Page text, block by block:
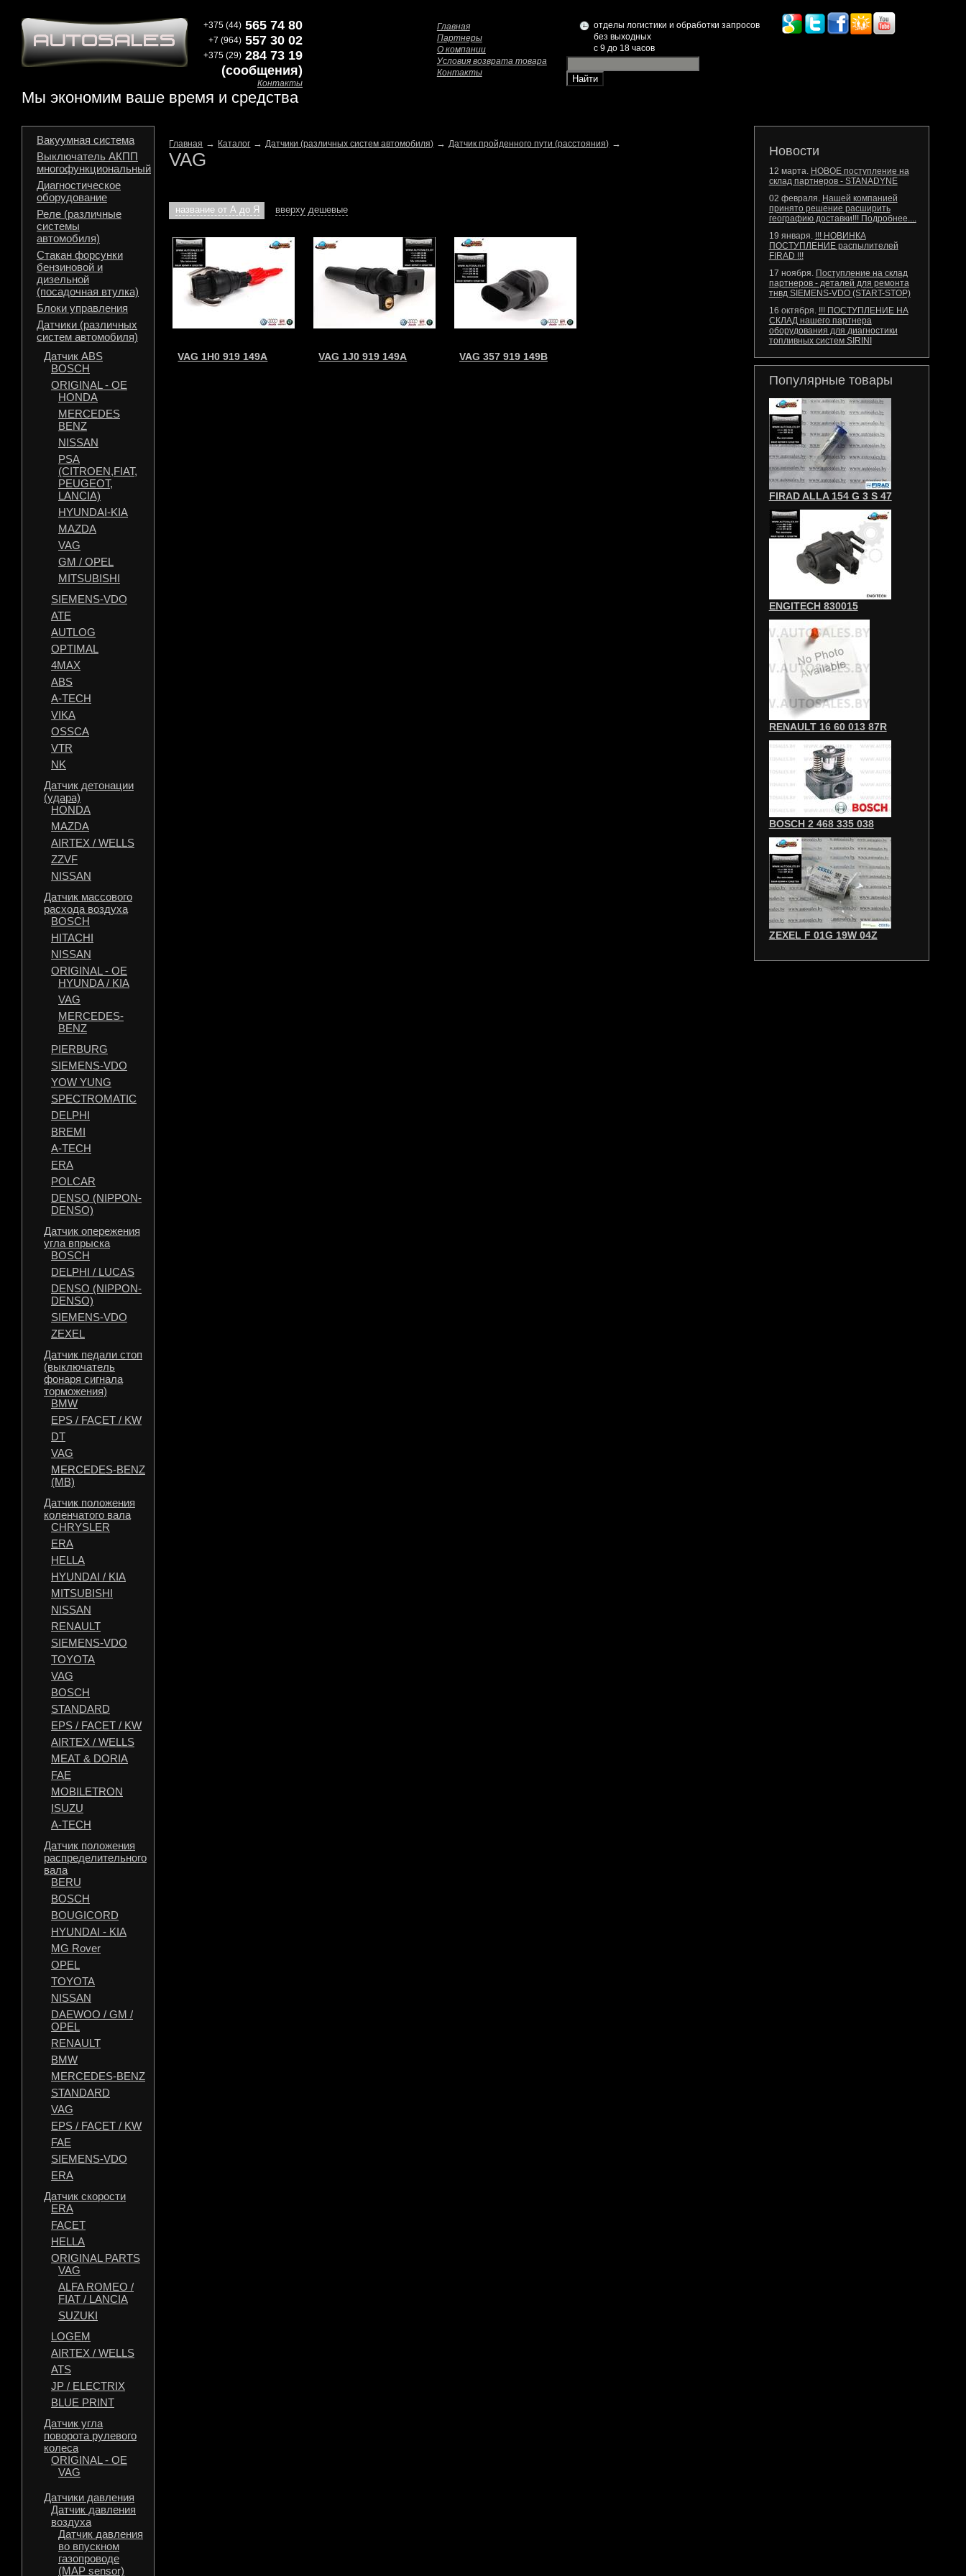
Мы экономим ваше время и средства
+375 (44) 565 74 80
+7 (964) 557 30 02
+375 (29) 284 73 19
(сообщения)
Контакты
Главная
Партнеры
О компании
Условия возврата товара
Контакты
отделы логистики и обработки запросов
без выходных
c 9 до 18 часов
Вакуумная система
Выключатель АКПП
многофункциональный
Диагностическое
оборудование
Реле (различные
системы
автомобиля)
Стакан форсунки
бензиновой и
дизельной
(посадочная втулка)
Блоки управления
Датчики (различных
систем автомобиля)
Датчик ABS
BOSCH
ORIGINAL - OE
HONDA
MERCEDES
BENZ
NISSAN
PSA
(CITROEN,FIAT,
PEUGEOT,
LANCIA)
HYUNDAI-KIA
MAZDA
VAG
GM / OPEL
MITSUBISHI
SIEMENS-VDO
ATE
AUTLOG
OPTIMAL
4MAX
ABS
A-TECH
VIKA
OSSCA
VTR
NK
Датчик детонации
(удара)
HONDA
MAZDA
AIRTEX / WELLS
ZZVF
NISSAN
Датчик массового
расхода воздуха
BOSCH
HITACHI
NISSAN
ORIGINAL - OE
HYUNDA / KIA
VAG
MERCEDES-
BENZ
PIERBURG
SIEMENS-VDO
YOW YUNG
SPECTROMATIC
DELPHI
BREMI
A-TECH
ERA
POLCAR
DENSO (NIPPON-
DENSO)
Датчик опережения
угла впрыска
BOSCH
DELPHI / LUCAS
DENSO (NIPPON-
DENSO)
SIEMENS-VDO
ZEXEL
Датчик педали стоп
(выключатель
фонаря сигнала
торможения)
BMW
EPS / FACET / KW
DT
VAG
MERCEDES-BENZ
(MB)
Датчик положения
коленчатого вала
CHRYSLER
ERA
HELLA
HYUNDAI / KIA
MITSUBISHI
NISSAN
RENAULT
SIEMENS-VDO
TOYOTA
VAG
BOSCH
STANDARD
EPS / FACET / KW
AIRTEX / WELLS
MEAT & DORIA
FAE
MOBILETRON
ISUZU
A-TECH
Датчик положения
распределительного
вала
BERU
BOSCH
BOUGICORD
HYUNDAI - KIA
MG Rover
OPEL
TOYOTA
NISSAN
DAEWOO / GM /
OPEL
RENAULT
BMW
MERCEDES-BENZ
STANDARD
VAG
EPS / FACET / KW
FAE
SIEMENS-VDO
ERA
Датчик скорости
ERA
FACET
HELLA
ORIGINAL PARTS
VAG
ALFA ROMEO /
FIAT / LANCIA
SUZUKI
LOGEM
AIRTEX / WELLS
ATS
JP / ELECTRIX
BLUE PRINT
Датчик угла
поворота рулевого
колеса
ORIGINAL - OE
VAG
Датчики давления
Датчик давления
воздуха
Датчик давления
во впускном
газопроводе
(MAP sensor)
Главная → Каталог →Датчики (различных систем автомобиля) →Датчик пройденного пути (расстояния) →
VAG
название от А до Я вверху дешевые
VAG 1H0 919 149A VAG 1J0 919 149A VAG 357 919 149B
Новости
12 марта. НОВОЕ поступление на
склад партнеров - STANADYNE
02 февраля. Нашей компанией
принято решение расширить
географию доставки!!! Подробнее....
19 января. !!! НОВИНКА
ПОСТУПЛЕНИЕ распылителей
FIRAD !!!
17 ноября. Поступление на склад
партнеров - деталей для ремонта
тнвд SIEMENS-VDO (START-STOP)
16 октября. !!! ПОСТУПЛЕНИЕ НА
СКЛАД нашего партнера
оборудования для диагностики
топливных систем SIRINI
Популярные товары
FIRAD ALLA 154 G 3 S 47
ENGITECH 830015
RENAULT 16 60 013 87R
BOSCH 2 468 335 038
ZEXEL F 01G 19W 04Z